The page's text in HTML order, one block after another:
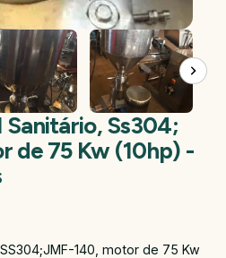
Sanitário, Ss304;
de 75 Kw (10hp) -
140, motor de 75 Kw